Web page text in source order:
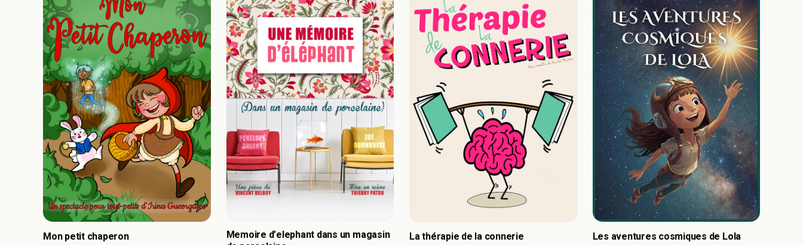
Mon petit chaperon
Memoire d’elephant dans un magasin
La thérapie de la connerie Les aventures cosmiques de Lola